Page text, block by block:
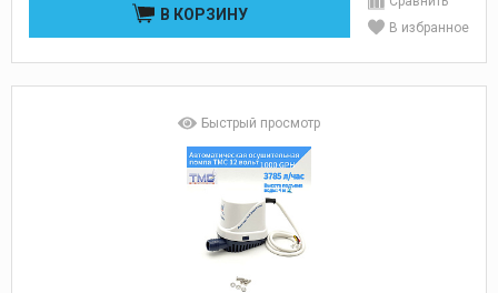
В КОРЗИНУ
В избранное
Быстрый просмотр